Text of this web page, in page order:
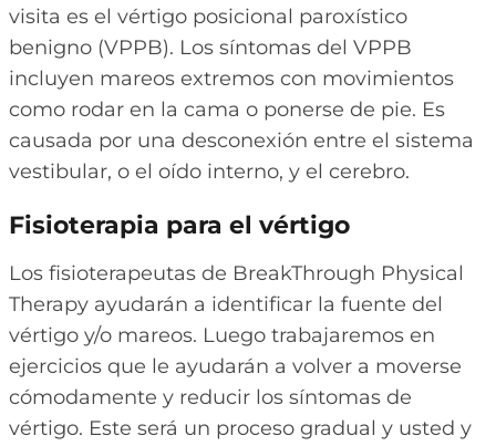
visita es el vértigo posicional paroxístico
benigno (VPPB). Los síntomas del VPPB
incluyen mareos extremos con movimientos
como rodar en la cama o ponerse de pie. Es
causada por una desconexión entre el sistema
vestibular, o el oído interno, y el cerebro.
Fisioterapia para el vértigo
Los fisioterapeutas de BreakThrough Physical
Therapy ayudarán a identificar la fuente del
vértigo y/o mareos. Luego trabajaremos en
ejercicios que le ayudarán a volver a moverse
cómodamente y reducir los síntomas de
vértigo. Este será un proceso gradual y usted y